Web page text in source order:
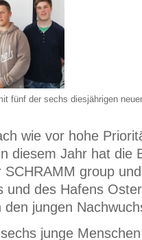
fünf der sechs diesjährigen
wie vor hohe
diesem Jahr hat die
group
und des Hafens
den jungen
junge